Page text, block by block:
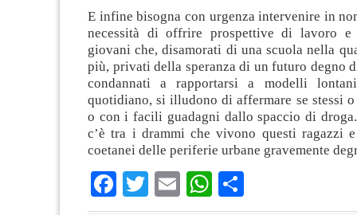
E infine bisogna con urgenza intervenire in
necessità di offrire prospettive di lavoro
giovani che, disamorati di una scuola nella
più, privati della speranza di un futuro degno
condannati a rapportarsi a modelli
quotidiano, si illudono di affermare se stessi
o con i facili guadagni dallo spaccio di
c’è tra i drammi che vivono questi ragazzi
coetanei delle periferie urbane gravemente
Facebook
TwitterEmailWhatsApp